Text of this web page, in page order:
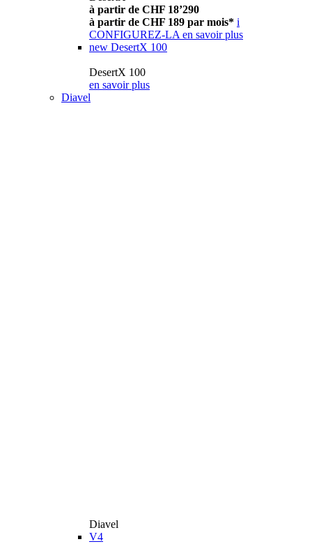
à partir de CHF 18’290
à partir de CHF 189 par mois* i
CONFIGUREZ-LA en savoir plus
new DesertX 100
DesertX 100
en savoir plus
Diavel
Diavel
V4